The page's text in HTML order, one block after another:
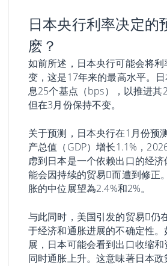
日本央行利率决定的
麽？
如前所述，日本央行可能会将
变，这是17年来的最高水平。
息25个基点（bps），以推进其
但在3月份保持不变。
关于预测，日本央行在1月份预
产总值（GDP）增长1.1%，
虑到日本是一个依赖出口的经
能会因持续的贸易𢧐而遭到修正
胀的中位展望為2.4%和2%。
与此同时，美国引发的贸易𢧐仍
于经济和通胀进展的不确定性
展，日本可能会看到出口收缩和
同时通胀上升。这意味著日本